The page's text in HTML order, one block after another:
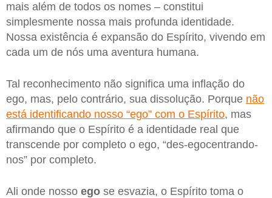
mais além de todos os nomes – constitui
simplesmente nossa mais profunda identidade.
Nossa existência é expansão do Espírito, vivendo em
cada um de nós uma aventura humana.
Tal reconhecimento não significa uma inflação do
ego, mas, pelo contrário, sua dissolução. Porque não
está identificando nosso “ego” com o Espírito, mas
afirmando que o Espírito é a identidade real que
transcende por completo o ego, “des-egocentrando-
nos” por completo.
Ali onde nosso ego se esvazia, o Espírito toma o